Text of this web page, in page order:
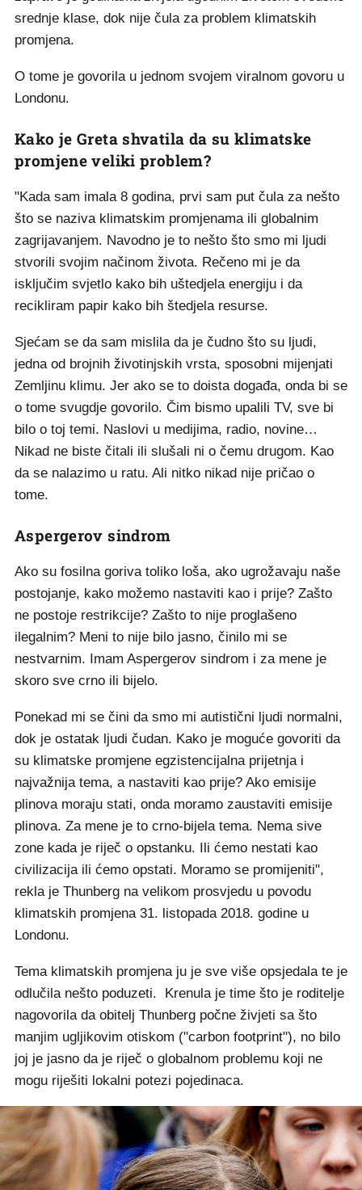
srednje klase, dok nije čula za problem klimatskih
promjena.
O tome je govorila u jednom svojem viralnom govoru u
Londonu.
Kako je Greta shvatila da su klimatske
promjene veliki problem?
"Kada sam imala 8 godina, prvi sam put čula za nešto
što se naziva klimatskim promjenama ili globalnim
zagrijavanjem. Navodno je to nešto što smo mi ljudi
stvorili svojim načinom života. Rečeno mi je da
isključim svjetlo kako bih uštedjela energiju i da
recikliram papir kako bih štedjela resurse.
Sjećam se da sam mislila da je čudno što su ljudi,
jedna od brojnih životinjskih vrsta, sposobni mijenjati
Zemljinu klimu. Jer ako se to doista događa, onda bi se
o tome svugdje govorilo. Čim bismo upalili TV, sve bi
bilo o toj temi. Naslovi u medijima, radio, novine…
Nikad ne biste čitali ili slušali ni o čemu drugom. Kao
da se nalazimo u ratu. Ali nitko nikad nije pričao o
tome.
Aspergerov sindrom
Ako su fosilna goriva toliko loša, ako ugrožavaju naše
postojanje, kako možemo nastaviti kao i prije? Zašto
ne postoje restrikcije? Zašto to nije proglašeno
ilegalnim? Meni to nije bilo jasno, činilo mi se
nestvarnim. Imam Aspergerov sindrom i za mene je
skoro sve crno ili bijelo.
Ponekad mi se čini da smo mi autistični ljudi normalni,
dok je ostatak ljudi čudan. Kako je moguće govoriti da
su klimatske promjene egzistencijalna prijetnja i
najvažnija tema, a nastaviti kao prije? Ako emisije
plinova moraju stati, onda moramo zaustaviti emisije
plinova. Za mene je to crno-bijela tema. Nema sive
zone kada je riječ o opstanku. Ili ćemo nestati kao
civilizacija ili ćemo opstati. Moramo se promijeniti",
rekla je Thunberg na velikom prosvjedu u povodu
klimatskih promjena 31. listopada 2018. godine u
Londonu.
Tema klimatskih promjena ju je sve više opsjedala te je
odlučila nešto poduzeti. Krenula je time što je roditelje
nagovorila da obitelj Thunberg počne živjeti sa što
manjim ugljikovim otiskom ("carbon footprint"), no bilo
joj je jasno da je riječ o globalnom problemu koji ne
mogu riješiti lokalni potezi pojedinaca.